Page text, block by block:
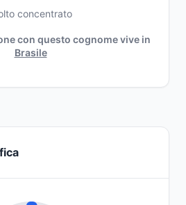
concentrato
con questo cognome vive in
Brasile